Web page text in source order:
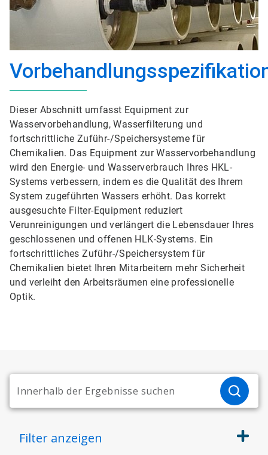
Dieser Abschnitt umfasst Equipment zur
Wasservorbehandlung, Wasserfilterung und
fortschrittliche Zuführ-/Speichersysteme für
Chemikalien. Das Equipment zur Wasservorbehandlung
wird den Energie- und Wasserverbrauch Ihres HKL-
Systems verbessern, indem es die Qualität des Ihrem
System zugeführten Wassers erhöht. Das korrekt
ausgesuchte Filter-Equipment reduziert
Verunreinigungen und verlängert die Lebensdauer Ihres
geschlossenen und offenen HLK-Systems. Ein
fortschrittliches Zuführ-/Speichersystem für
Chemikalien bietet Ihren Mitarbeitern mehr Sicherheit
und verleiht den Arbeitsräumen eine professionelle
Optik.
Filter anzeigen